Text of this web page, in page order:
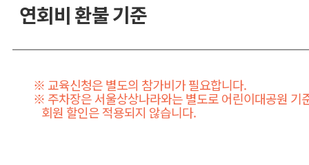
연회비 환불 기준
※ 교육신청은 별도의 참가비가 필요합니다.
※ 주차장은 서울상상나라와는 별도로 어린이대공원 기
회원 할인은 적용되지 않습니다.